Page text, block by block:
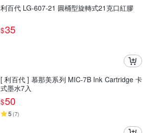
利百代 LG-607-21 圓桶型旋轉式21克口紅膠
$35
[ 利百代 ] 慕那美系列 MIC-7B Ink Cartridge 卡
式墨水7入
$50
5 (7)